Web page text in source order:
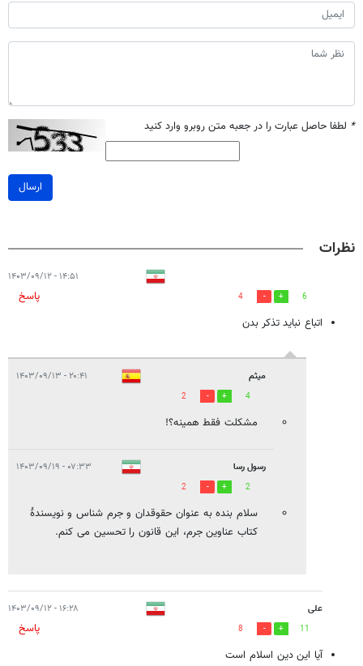
* لطفا حاصل عبارت را در جعبه متن روبرو وارد کنید
ارسال
نظرات
۱۴:۵۱ - ۱۴۰۳/۰۹/۱۲
6
4
پاسخ
اتباع نباید تذکر بدن
میثم ۲۰:۴۱ - ۱۴۰۳/۰۹/۱۳
4
2
مشکلت فقط همینه؟!
رسول رسا ۰۷:۳۳ - ۱۴۰۳/۰۹/۱۹
2
2
سلام بنده به عنوان حقوقدان و جرم شناس و نویسندۀ
کتاب عناوین جرم، این قانون را تحسین می کنم.
علی ۱۶:۲۸ - ۱۴۰۳/۰۹/۱۲
11
8
پاسخ
آیا این دین اسلام است